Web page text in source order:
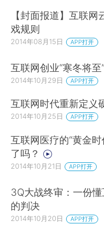
【封面报道】互联网
戏规则
2014年08月15日 APP打开
互联网创业“寒冬将至
2014年10月29日 APP打开
互联网时代重新定义
2014年10月25日 APP打开
互联网医疗的“黄金时
了吗？
2014年10月21日 APP打开
3Q大战终审：一份懂
的判决
2014年10月20日 APP打开